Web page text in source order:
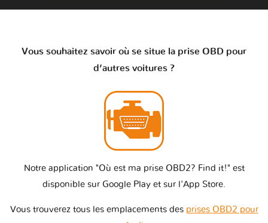
Vous souhaitez savoir où se situe la prise OBD pour
d’autres voitures ?
Notre application "Où est ma prise OBD2? Find it!" est
disponible sur Google Play et sur l'App Store.
Vous trouverez tous les emplacements des prises OBD2 pour